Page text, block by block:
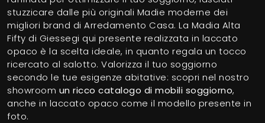
stuzzicare dalle più originali Madie moderne dei
migliori brand di Arredamento Casa. La Madia Alta
Fifty di Giessegi qui presente realizzata in laccato
opaco è la scelta ideale, in quanto regala un tocco
ricercato al salotto. Valorizza il tuo soggiorno
secondo le tue esigenze abitative: scopri nel nostro
showroom un ricco catalogo di mobili soggiorno,
anche in laccato opaco come il modello presente in
foto.